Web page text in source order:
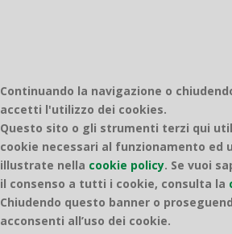
Continuando la navigazione o
accetti l'utilizzo dei cookies.
Questo sito o gli strumenti terzi qui
cookie necessari al funzionamento ed
illustrate nella cookie policy. Se vuoi
il consenso a tutti i cookie, consulta la
Chiudendo questo banner o
acconsenti all’uso dei cookie.